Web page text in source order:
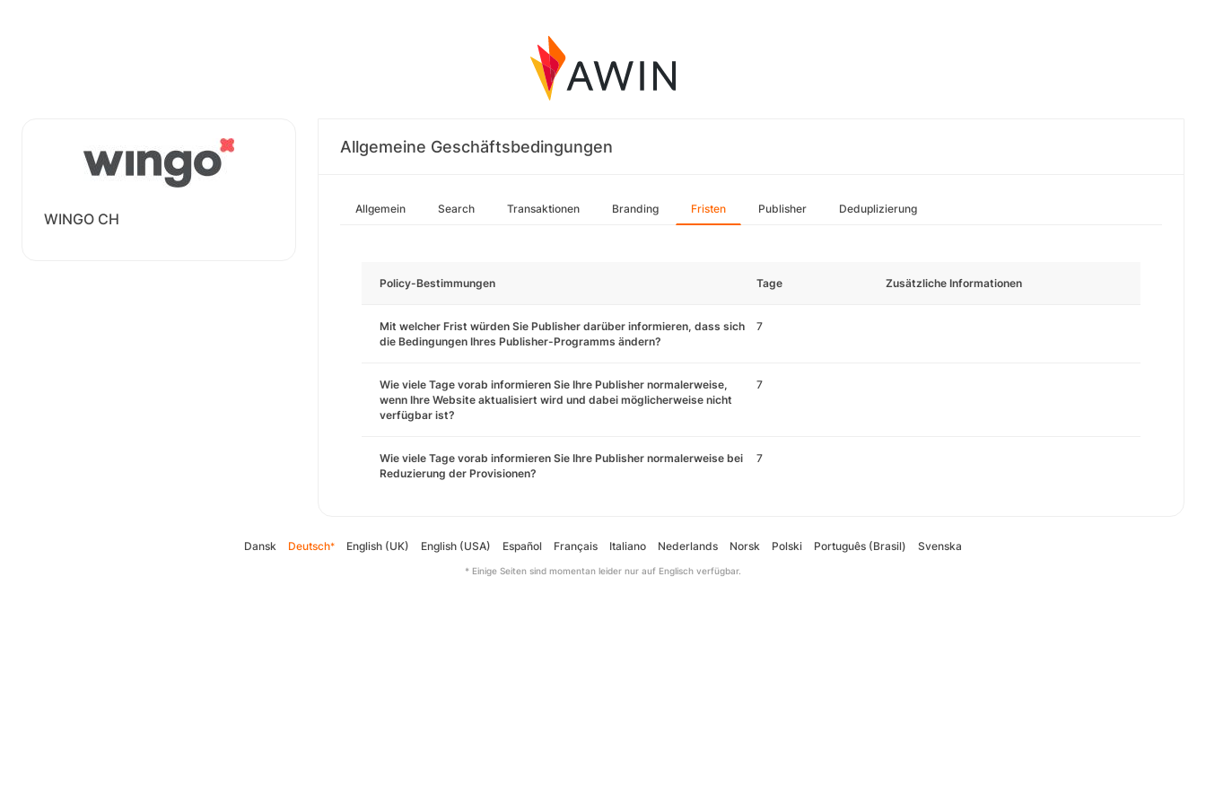
WINGO CH
Allgemeine Geschäftsbedingungen
Allgemein Search Transaktionen Branding Fristen Publisher Deduplizierung
Policy-Bestimmungen Tage Zusätzliche Informationen
Mit welcher Frist würden Sie Publisher darüber informieren, dass sich
die Bedingungen Ihres Publisher-Programms ändern?
7
Wie viele Tage vorab informieren Sie Ihre Publisher normalerweise,
wenn Ihre Website aktualisiert wird und dabei möglicherweise nicht
verfügbar ist?
7
Wie viele Tage vorab informieren Sie Ihre Publisher normalerweise bei
Reduzierung der Provisionen?
7
Dansk Deutsch* English (UK) English (USA) Español Français Italiano Nederlands Norsk Polski Português (Brasil) Svenska
* Einige Seiten sind momentan leider nur auf Englisch verfügbar.